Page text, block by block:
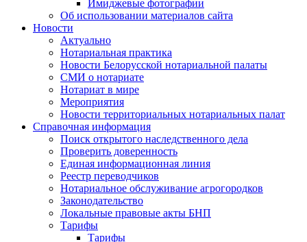
Имиджевые фотографии
Об использовании материалов сайта
Новости
Актуально
Нотариальная практика
Новости Белорусской нотариальной палаты
СМИ о нотариате
Нотариат в мире
Мероприятия
Новости территориальных нотариальных палат
Справочная информация
Поиск открытого наследственного дела
Проверить доверенность
Единая информационная линия
Реестр переводчиков
Нотариальное обслуживание агрогородков
Законодательство
Локальные правовые акты БНП
Тарифы
Тарифы